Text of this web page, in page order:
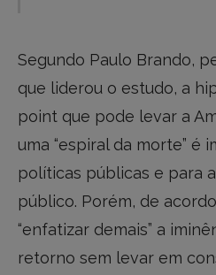
Segundo Paulo Brando,
que liderou o estudo, a
point que pode levar a
uma “espiral da morte” é
políticas públicas e para
público. Porém, de
“enfatizar demais” a
retorno sem levar em